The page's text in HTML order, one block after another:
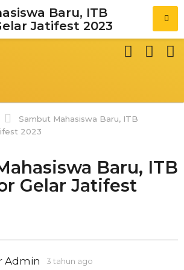
Baru, ITB
Jatifest 2023
Sambut Mahasiswa Baru, ITB
2023
Baru, ITB
Gelar Jatifest
Admin 3 tahun ago